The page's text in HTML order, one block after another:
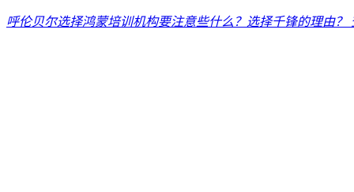
呼伦贝尔选择鸿蒙培训机构要注意些什么？选择千锋的理由？